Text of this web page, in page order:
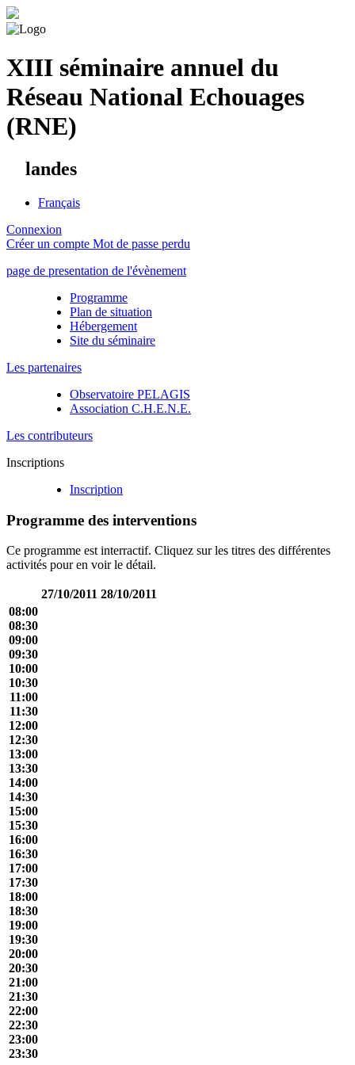
XIII séminaire annuel du
Réseau National Echouages
(RNE)
landes
Français
Connexion
Créer un compte Mot de passe perdu
page de presentation de l'évènement
Programme
Plan de situation
Hébergement
Site du séminaire
Les partenaires
Observatoire PELAGIS
Association C.H.E.N.E.
Les contributeurs
Inscriptions
Inscription
Programme des interventions
Ce programme est interractif. Cliquez sur les titres des différentes
activités pour en voir le détail.
27/10/2011 28/10/2011
08:00
08:30
09:00
09:30
10:00
10:30
11:00
11:30
12:00
12:30
13:00
13:30
14:00
14:30
15:00
15:30
16:00
16:30
17:00
17:30
18:00
18:30
19:00
19:30
20:00
20:30
21:00
21:30
22:00
22:30
23:00
23:30